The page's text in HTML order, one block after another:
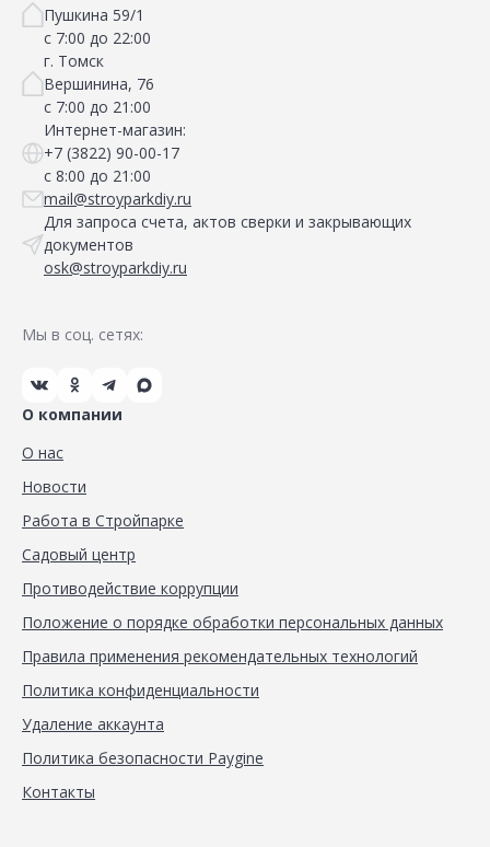
Пушкина 59/1
с 7:00 до 22:00
г. Томск
Вершинина, 76
с 7:00 до 21:00
Интернет-магазин:
+7 (3822) 90-00-17
с 8:00 до 21:00
mail@stroyparkdiy.ru
Для запроса счета, актов сверки и закрывающих
документов
osk@stroyparkdiy.ru
Мы в соц. сетях:
О компании
О нас
Новости
Работа в Стройпарке
Садовый центр
Противодействие коррупции
Положение о порядке обработки персональных данных
Правила применения рекомендательных технологий
Политика конфиденциальности
Удаление аккаунта
Политика безопасности Paygine
Контакты